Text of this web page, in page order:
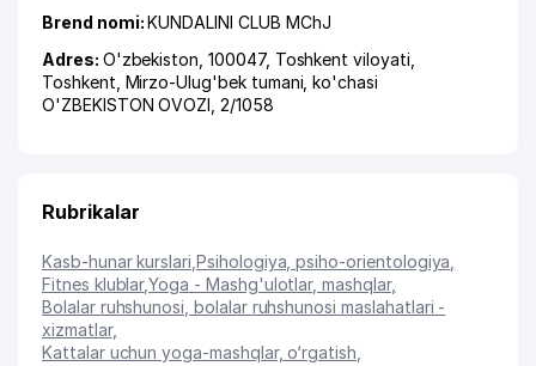
Brend nomi:KUNDALINI CLUB MChJ
Adres: O'zbekiston, 100047, Toshkent viloyati
Toshkent Mirzo-Ulug'bek tumani ,ko'chasi
O'ZBEKISTON OVOZI , 2/1058
Rubrikalar
Kasb-hunar kurslari ,Psihologiya, psiho-orientologiya
Fitnes klublar,Yoga - Mashg'ulotlar, mashqlar,
Bolalar ruhshunosi, bolalar ruhshunosi maslahatlari -
xizmatlar,
Kattalar uchun yoga-mashqlar, o‘rgatish